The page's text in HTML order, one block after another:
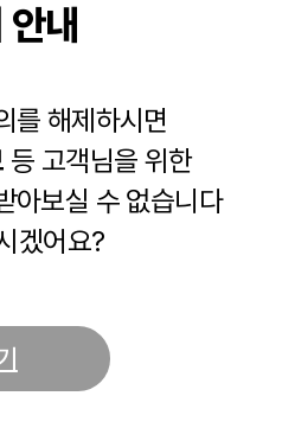
내
를 해제하시면
등 고객님을 위한
아보실 수 없습니다
겠어요?